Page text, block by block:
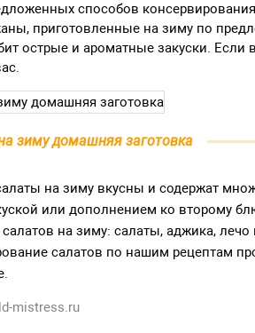
способов
приготовленные на зиму по
острые и ароматные закуски. Если
зиму домашняя заготовка
на зиму вкусны и содержат
или дополнением ко второму
на зиму: салаты, аджика, лечо
салатов по нашим рецептам
mistress.ru